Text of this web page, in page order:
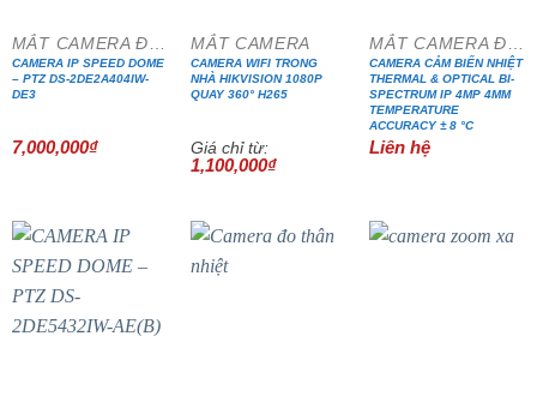
CAMERA IP SPEED DOME
– PTZ DS-2DE2A404IW-
DE3
7,000,000₫
MẮT CAMERA
CAMERA WIFI TRONG
NHÀ HIKVISION 1080P
QUAY 360° H265
Giá chỉ từ:
1,100,000₫
CAMERA CẢM BIẾN NHIỆT
THERMAL & OPTICAL BI-
SPECTRUM IP 4MP 4MM
TEMPERATURE
ACCURACY ± 8 °C
Liên hệ